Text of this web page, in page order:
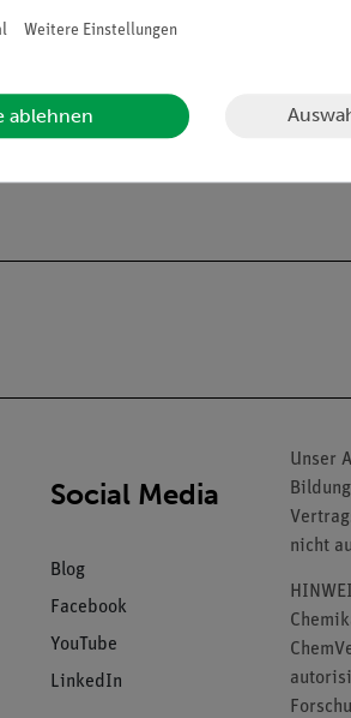
Lt. ChemVerbotsV dürfen wir
Social Media
Blog
Facebook
YouTube
LinkedIn
Unser
nicht
Weitere Einstellungen
ablehnen